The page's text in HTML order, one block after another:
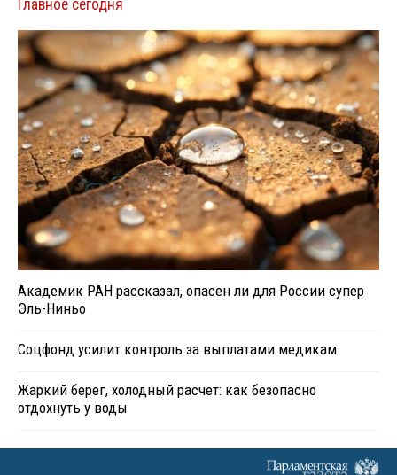
Главное сегодня
Академик РАН рассказал, опасен ли для России супер
Эль-Ниньо
Соцфонд усилит контроль за выплатами медикам
Жаркий берег, холодный расчет: как безопасно
отдохнуть у воды